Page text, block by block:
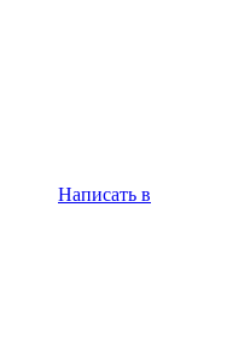
Написать в